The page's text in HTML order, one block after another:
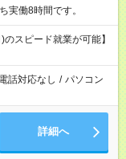
※表記のうち実働8時間です。
スピード就業が可能】
電話対応なし / パソコン
詳細へ